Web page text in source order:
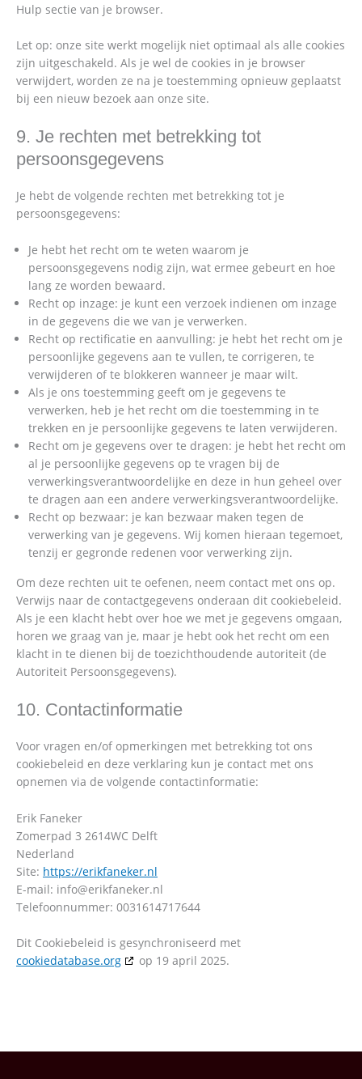
Hulp sectie van je browser.
Let op: onze site werkt mogelijk niet optimaal als alle cookies
zijn uitgeschakeld. Als je wel de cookies in je browser
verwijdert, worden ze na je toestemming opnieuw geplaatst
bij een nieuw bezoek aan onze site.
9. Je rechten met betrekking tot
persoonsgegevens
Je hebt de volgende rechten met betrekking tot je
persoonsgegevens:
Je hebt het recht om te weten waarom je
persoonsgegevens nodig zijn, wat ermee gebeurt en hoe
lang ze worden bewaard.
Recht op inzage: je kunt een verzoek indienen om inzage
in de gegevens die we van je verwerken.
Recht op rectificatie en aanvulling: je hebt het recht om je
persoonlijke gegevens aan te vullen, te corrigeren, te
verwijderen of te blokkeren wanneer je maar wilt.
Als je ons toestemming geeft om je gegevens te
verwerken, heb je het recht om die toestemming in te
trekken en je persoonlijke gegevens te laten verwijderen.
Recht om je gegevens over te dragen: je hebt het recht om
al je persoonlijke gegevens op te vragen bij de
verwerkingsverantwoordelijke en deze in hun geheel over
te dragen aan een andere verwerkingsverantwoordelijke.
Recht op bezwaar: je kan bezwaar maken tegen de
verwerking van je gegevens. Wij komen hieraan tegemoet,
tenzij er gegronde redenen voor verwerking zijn.
Om deze rechten uit te oefenen, neem contact met ons op.
Verwijs naar de contactgegevens onderaan dit cookiebeleid.
Als je een klacht hebt over hoe we met je gegevens omgaan,
horen we graag van je, maar je hebt ook het recht om een
klacht in te dienen bij de toezichthoudende autoriteit (de
Autoriteit Persoonsgegevens).
10. Contactinformatie
Voor vragen en/of opmerkingen met betrekking tot ons
cookiebeleid en deze verklaring kun je contact met ons
opnemen via de volgende contactinformatie:
Erik Faneker
Zomerpad 3 2614WC Delft
Nederland
Site: https://erikfaneker.nl
E-mail: info@erikfaneker.nl
Telefoonnummer: 0031614717644
Dit Cookiebeleid is gesynchroniseerd met
cookiedatabase.org
op 19 april 2025.